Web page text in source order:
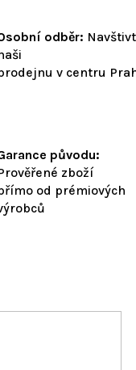
odběr:
v centru
původu:
zboží
od prémiových